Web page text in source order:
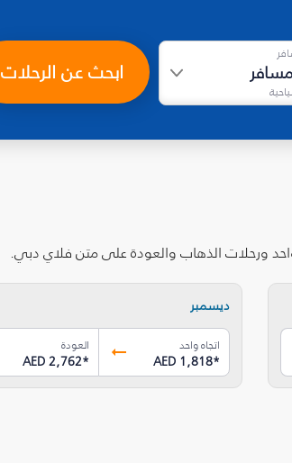
مسافر ابحث عن الرحلات
ورحلات الذهاب والعودة على متن فلاي دبي.
ديسمبر
اتجاه واحد
AED 1,818*
العودة
AED 2,762*